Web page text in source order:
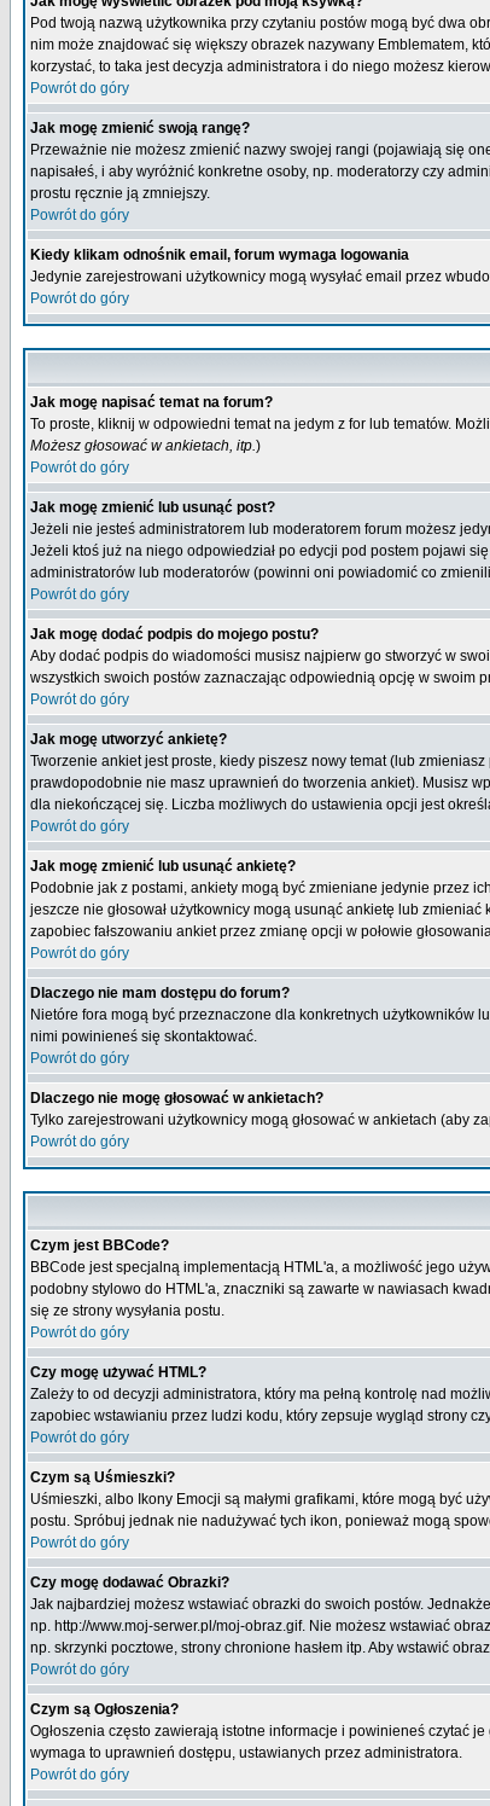
Pod twoją nazwą użytkownika przy czytaniu postów mogą być dwa
nim może znajdować się większy obrazek nazywany Emblematem,
korzystać, to taka jest decyzja administratora i do niego możesz
Powrót do góry
Jak mogę zmienić swoją rangę?
Przeważnie nie możesz zmienić nazwy swojej rangi (pojawiają się
napisałeś, i aby wyróżnić konkretne osoby, np. moderatorzy czy
prostu ręcznie ją zmniejszy.
Powrót do góry
Kiedy klikam odnośnik email, forum wymaga logowania
Jedynie zarejestrowani użytkownicy mogą wysyłać email przez
Powrót do góry
Jak mogę napisać temat na forum?
To proste, kliknij w odpowiedni temat na jedym z for lub tematów.
Możesz głosować w ankietach, itp.)
Powrót do góry
Jak mogę zmienić lub usunąć post?
Jeżeli nie jesteś administratorem lub moderatorem forum możesz
Jeżeli ktoś już na niego odpowiedział po edycji pod postem pojawi
administratorów lub moderatorów (powinni oni powiadomić co
Powrót do góry
Jak mogę dodać podpis do mojego postu?
Aby dodać podpis do wiadomości musisz najpierw go stworzyć w
wszystkich swoich postów zaznaczając odpowiednią opcję w swoim
Powrót do góry
Jak mogę utworzyć ankietę?
Tworzenie ankiet jest proste, kiedy piszesz nowy temat (lub
prawdopodobnie nie masz uprawnień do tworzenia ankiet). Musisz
dla niekończącej się. Liczba możliwych do ustawienia opcji jest
Powrót do góry
Jak mogę zmienić lub usunąć ankietę?
Podobnie jak z postami, ankiety mogą być zmieniane jedynie przez
jeszcze nie głosował użytkownicy mogą usunąć ankietę lub
zapobiec fałszowaniu ankiet przez zmianę opcji w połowie
Powrót do góry
Dlaczego nie mam dostępu do forum?
Nietóre fora mogą być przeznaczone dla konkretnych użytkowników
nimi powinieneś się skontaktować.
Powrót do góry
Dlaczego nie mogę głosować w ankietach?
Tylko zarejestrowani użytkownicy mogą głosować w ankietach (aby
Powrót do góry
Czym jest BBCode?
BBCode jest specjalną implementacją HTML'a, a możliwość jego
podobny stylowo do HTML'a, znaczniki są zawarte w nawiasach
się ze strony wysyłania postu.
Powrót do góry
Czy mogę używać HTML?
Zależy to od decyzji administratora, który ma pełną kontrolę nad
zapobiec wstawianiu przez ludzi kodu, który zepsuje wygląd strony
Powrót do góry
Czym są Uśmieszki?
Uśmieszki, albo Ikony Emocji są małymi grafikami, które mogą być
postu. Spróbuj jednak nie nadużywać tych ikon, ponieważ mogą
Powrót do góry
Czy mogę dodawać Obrazki?
Jak najbardziej możesz wstawiać obrazki do swoich postów.
np. http://www.moj-serwer.pl/moj-obraz.gif. Nie możesz wstawiać
np. skrzynki pocztowe, strony chronione hasłem itp. Aby wstawić
Powrót do góry
Czym są Ogłoszenia?
Ogłoszenia często zawierają istotne informacje i powinieneś czytać
wymaga to uprawnień dostępu, ustawianych przez administratora.
Powrót do góry